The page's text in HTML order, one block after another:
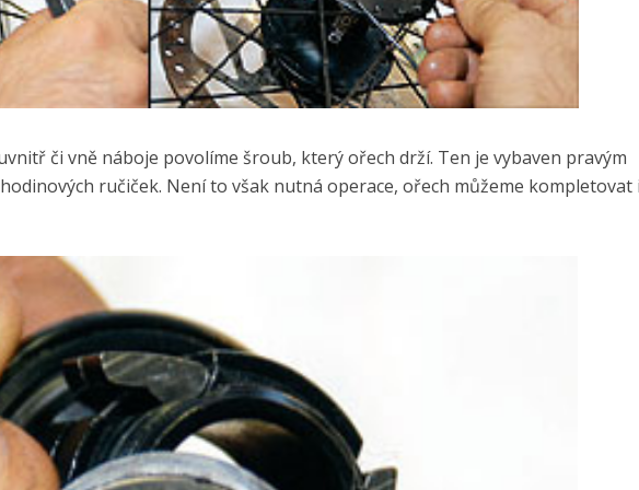
či vně náboje povolíme šroub, který ořech drží. Ten je vybaven pravým
ručiček. Není to však nutná operace, ořech můžeme kompletovat